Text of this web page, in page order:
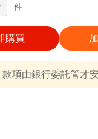
件
購買
款項由銀行委託管才